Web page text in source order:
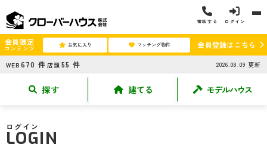
電話する ログイン
会員限定
コンテンツ お気に入り マッチング物件 会員登録はこちら
WEB 670 件 店頭 55 件 2026.08.09 更新
探す 建てる モデルハウス
ログイン
LOGIN